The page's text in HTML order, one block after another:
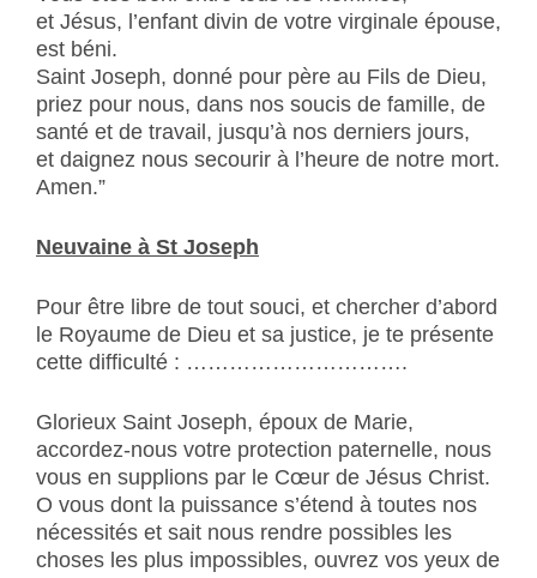
et Jésus, l’enfant divin de votre virginale épouse,
est béni.
Saint Joseph, donné pour père au Fils de Dieu,
priez pour nous, dans nos soucis de famille, de
santé et de travail, jusqu’à nos derniers jours,
et daignez nous secourir à l’heure de notre mort.
Amen.”
Neuvaine à St Joseph
Pour être libre de tout souci, et chercher d’abord
le Royaume de Dieu et sa justice, je te présente
cette difficulté : ………………………….
Glorieux Saint Joseph, époux de Marie,
accordez-nous votre protection paternelle, nous
vous en supplions par le Cœur de Jésus Christ.
O vous dont la puissance s’étend à toutes nos
nécessités et sait nous rendre possibles les
choses les plus impossibles, ouvrez vos yeux de